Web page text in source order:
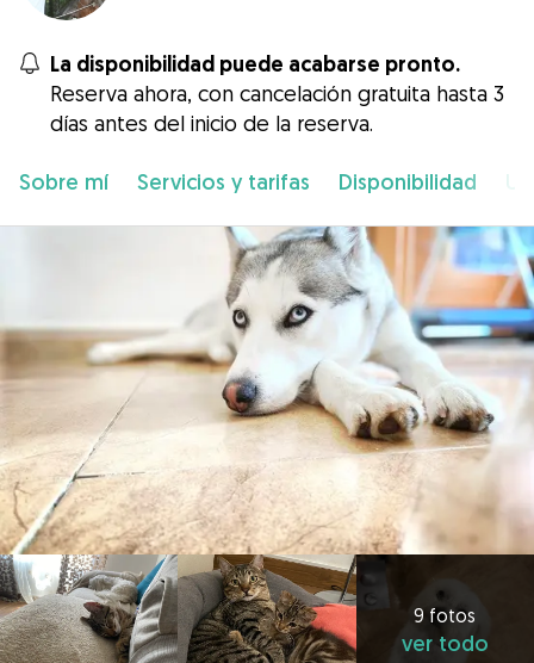
La disponibilidad puede acabarse pronto.
Reserva ahora, con cancelación gratuita hasta 3
días antes del inicio de la reserva.
Sobre mí Servicios y tarifas Disponibilidad
9 fotos
ver todo